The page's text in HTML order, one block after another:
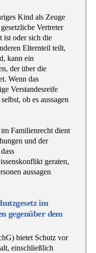
Kind als Zeuge
Vertreter
ist oder sich die
Elternteil teilt,
kann ein
der über die
Wenn das
Verstandesreife
ob es aussagen
Familienrecht dient
und der
geraten,
aussagen
im
gegenüber dem
bietet Schutz vor
einschließlich